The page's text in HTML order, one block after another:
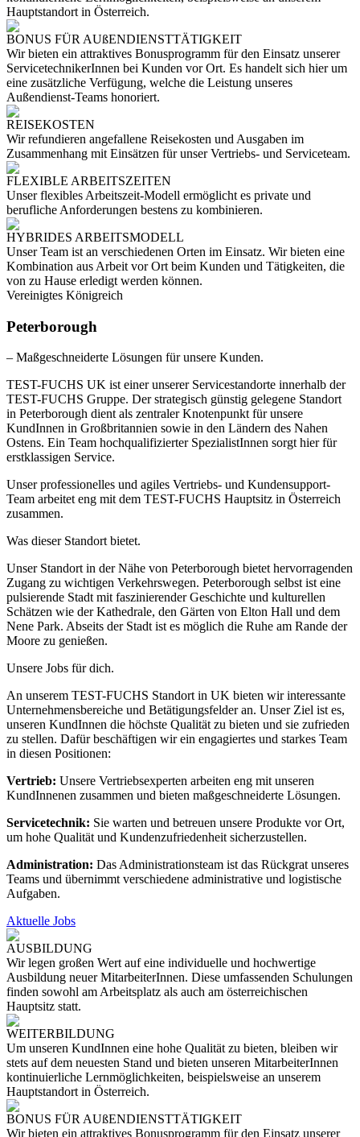
Hauptstandort in Österreich.
BONUS FÜR AUßENDIENSTTÄTIGKEIT
Wir bieten ein attraktives Bonusprogramm für den Einsatz unserer
ServicetechnikerInnen bei Kunden vor Ort. Es handelt sich hier um
eine zusätzliche Verfügung, welche die Leistung unseres
Außendienst-Teams honoriert.
REISEKOSTEN
Wir refundieren angefallene Reisekosten und Ausgaben im
Zusammenhang mit Einsätzen für unser Vertriebs- und Serviceteam.
FLEXIBLE ARBEITSZEITEN
Unser flexibles Arbeitszeit-Modell ermöglicht es private und
berufliche Anforderungen bestens zu kombinieren.
HYBRIDES ARBEITSMODELL
Unser Team ist an verschiedenen Orten im Einsatz. Wir bieten eine
Kombination aus Arbeit vor Ort beim Kunden und Tätigkeiten, die
von zu Hause erledigt werden können.
Vereinigtes Königreich
Peterborough
– Maßgeschneiderte Lösungen für unsere Kunden.
TEST-FUCHS UK ist einer unserer Servicestandorte innerhalb der
TEST-FUCHS Gruppe. Der strategisch günstig gelegene Standort
in Peterborough dient als zentraler Knotenpunkt für unsere
KundInnen in Großbritannien sowie in den Ländern des Nahen
Ostens. Ein Team hochqualifizierter SpezialistInnen sorgt hier für
erstklassigen Service.
Unser professionelles und agiles Vertriebs- und Kundensupport-
Team arbeitet eng mit dem TEST-FUCHS Hauptsitz in Österreich
zusammen.
Was dieser Standort bietet.
Unser Standort in der Nähe von Peterborough bietet hervorragenden
Zugang zu wichtigen Verkehrswegen. Peterborough selbst ist eine
pulsierende Stadt mit faszinierender Geschichte und kulturellen
Schätzen wie der Kathedrale, den Gärten von Elton Hall und dem
Nene Park. Abseits der Stadt ist es möglich die Ruhe am Rande der
Moore zu genießen.
Unsere Jobs für dich.
An unserem TEST-FUCHS Standort in UK bieten wir interessante
Unternehmensbereiche und Betätigungsfelder an. Unser Ziel ist es,
unseren KundInnen die höchste Qualität zu bieten und sie zufrieden
zu stellen. Dafür beschäftigen wir ein engagiertes und starkes Team
in diesen Positionen:
Vertrieb: Unsere Vertriebsexperten arbeiten eng mit unseren
KundInnenen zusammen und bieten maßgeschneiderte Lösungen.
Servicetechnik: Sie warten und betreuen unsere Produkte vor Ort,
um hohe Qualität und Kundenzufriedenheit sicherzustellen.
Administration: Das Administrationsteam ist das Rückgrat unseres
Teams und übernimmt verschiedene administrative und logistische
Aufgaben.
Aktuelle Jobs
AUSBILDUNG
Wir legen großen Wert auf eine individuelle und hochwertige
Ausbildung neuer MitarbeiterInnen. Diese umfassenden Schulungen
finden sowohl am Arbeitsplatz als auch am österreichischen
Hauptsitz statt.
WEITERBILDUNG
Um unseren KundInnen eine hohe Qualität zu bieten, bleiben wir
stets auf dem neuesten Stand und bieten unseren MitarbeiterInnen
kontinuierliche Lernmöglichkeiten, beispielsweise an unserem
Hauptstandort in Österreich.
BONUS FÜR AUßENDIENSTTÄTIGKEIT
Wir bieten ein attraktives Bonusprogramm für den Einsatz unserer